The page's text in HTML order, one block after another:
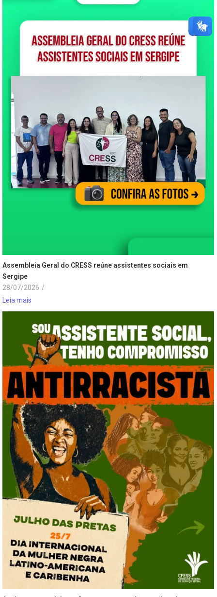
Assembleia Geral do CRESS reúne assistentes sociais em
Sergipe
28/07/2026 /
Leia mais